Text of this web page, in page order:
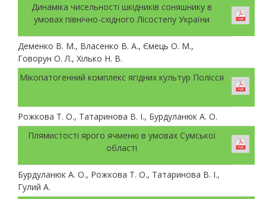
Динаміка чисельності шкідників соняшнику в
умовах північно-східного Лісостепу України
Деменко В. М., Власенко В. А., Ємець О. М.,
Говорун О. Л., Хілько Н. В.
Мікопатогенний комплекс ягідних культур Полісся
Рожкова Т. О., Татаринова В. І., Бурдуланюк А. О.
Плямистості ярого ячменю в умовах Сумської
області
Бурдуланюк А. О., Рожкова Т. О., Татаринова В. І.,
Гулий А.